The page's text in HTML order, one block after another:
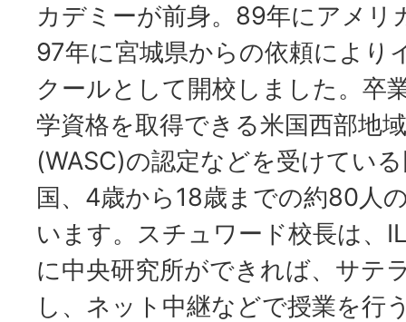
カデミーが前身。89年にアメリ
97年に宮城県からの依頼により
クールとして開校しました。卒
学資格を取得できる米国西部地
(WASC)の認定などを受けてい
国、4歳から18歳までの約80人
います。スチュワード校長は、
に中央研究所ができれば、サテ
し、ネット中継などで授業を行